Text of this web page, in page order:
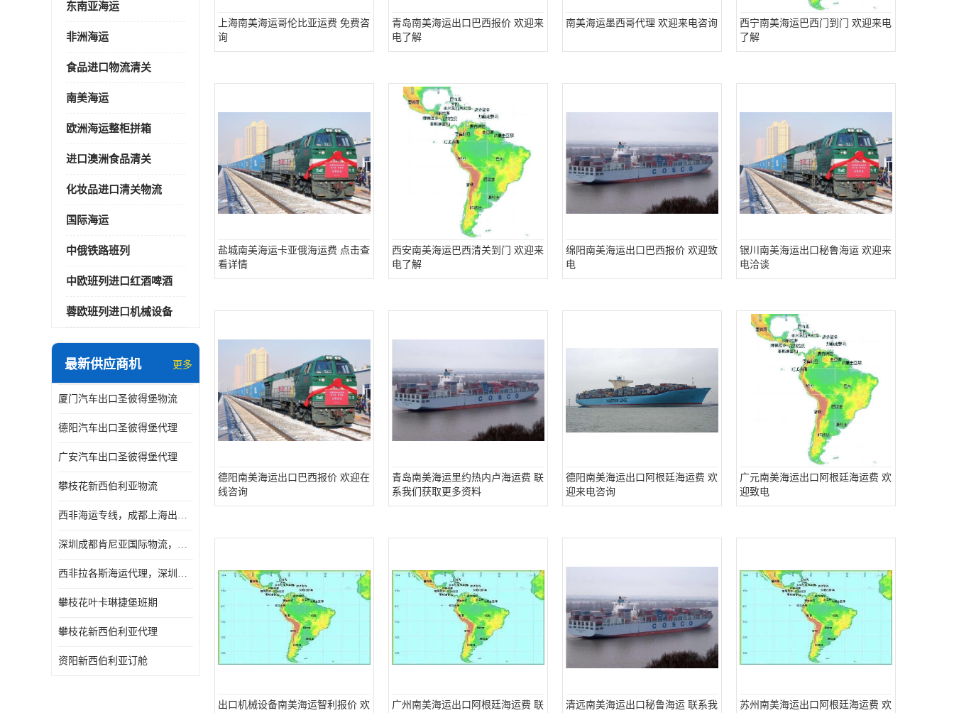
东南亚海运
非洲海运
食品进口物流清关
南美海运
欧洲海运整柜拼箱
进口澳洲食品清关
化妆品进口清关物流
国际海运
中俄铁路班列
中欧班列进口红酒啤酒
蓉欧班列进口机械设备
最新供应商机 更多
厦门汽车出口圣彼得堡物流
德阳汽车出口圣彼得堡代理
广安汽车出口圣彼得堡代理
攀枝花新西伯利亚物流
西非海运专线，成都上海出口纳米比亚海运
深圳成都肯尼亚国际物流，成都非洲物流公司
西非拉各斯海运代理，深圳成都拉各斯海运
攀枝花叶卡琳捷堡班期
攀枝花新西伯利亚代理
资阳新西伯利亚订舱
上海南美海运哥伦比亚运费 免费咨
询
青岛南美海运出口巴西报价 欢迎来
电了解
南美海运墨西哥代理 欢迎来电咨询
西宁南美海运巴西门到门 欢迎来电
了解
盐城南美海运卡亚俄海运费 点击查
看详情
西安南美海运巴西清关到门 欢迎来
电了解
绵阳南美海运出口巴西报价 欢迎致
电
银川南美海运出口秘鲁海运 欢迎来
电洽谈
德阳南美海运出口巴西报价 欢迎在
线咨询
青岛南美海运里约热内卢海运费 联
系我们获取更多资料
德阳南美海运出口阿根廷海运费 欢
迎来电咨询
广元南美海运出口阿根廷海运费 欢
迎致电
出口机械设备南美海运智利报价 欢
广州南美海运出口阿根廷海运费 联
清远南美海运出口秘鲁海运 联系我
苏州南美海运出口阿根廷海运费 欢